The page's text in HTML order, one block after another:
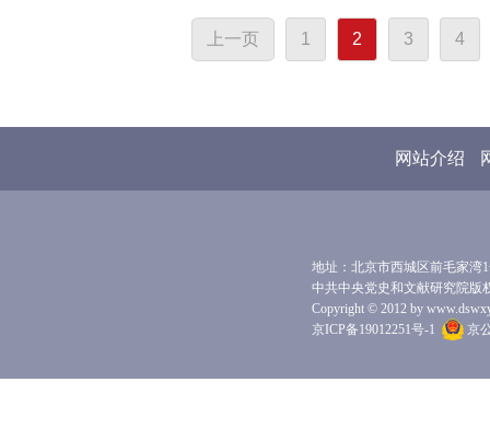
上一页 1 2 3 4
网站介绍
地址：北京市西城区前毛家湾
中共中央党史和文献研究院版
Copyright © 2012 by
京ICP备19012251号-1
京